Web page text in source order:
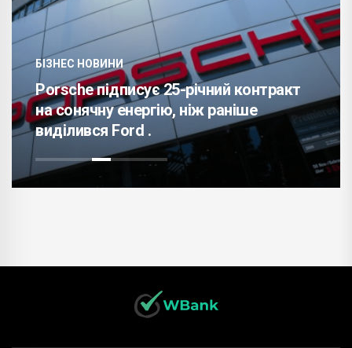
НОВИНИ
підписує 25-річний контракт
енергію, ніж раніше
Ford .
ТРЕНДИ